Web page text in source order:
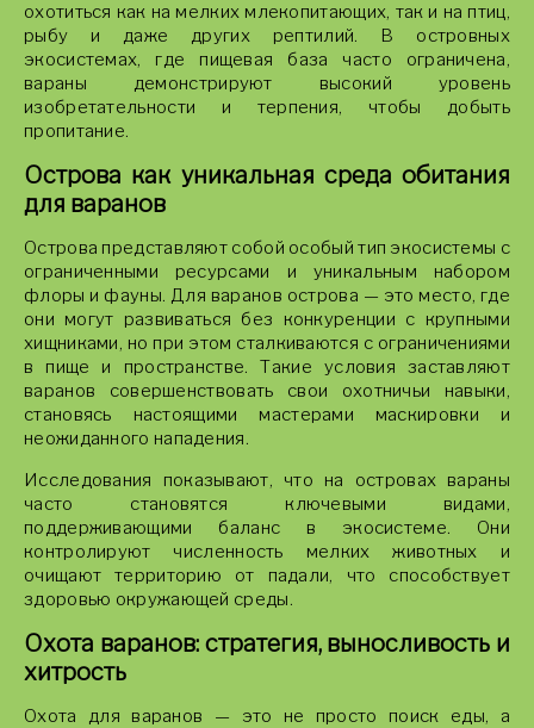
охотиться как на мелких млекопитающих, так и на птиц,
рыбу и даже других рептилий. В островных
экосистемах, где пищевая база часто ограничена,
вараны демонстрируют высокий уровень
изобретательности и терпения, чтобы добыть
пропитание.
Острова как уникальная среда обитания
для варанов
Острова представляют собой особый тип экосистемы с
ограниченными ресурсами и уникальным набором
флоры и фауны. Для варанов острова — это место, где
они могут развиваться без конкуренции с крупными
хищниками, но при этом сталкиваются с ограничениями
в пище и пространстве. Такие условия заставляют
варанов совершенствовать свои охотничьи навыки,
становясь настоящими мастерами маскировки и
неожиданного нападения.
Исследования показывают, что на островах вараны
часто становятся ключевыми видами,
поддерживающими баланс в экосистеме. Они
контролируют численность мелких животных и
очищают территорию от падали, что способствует
здоровью окружающей среды.
Охота варанов: стратегия, выносливость и
хитрость
Охота для варанов — это не просто поиск еды, а